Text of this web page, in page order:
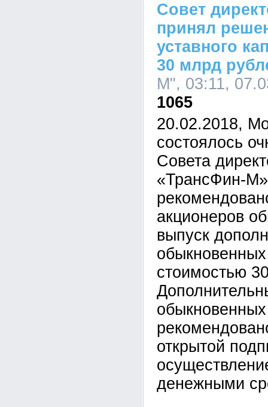
Совет
принял
уставного
30 млрд
М", 03:11,
1065
20.02.2018,
состоялось
Совета
«ТрансФин-
акционеров
выпуск
стоимостью
открытой
денежными